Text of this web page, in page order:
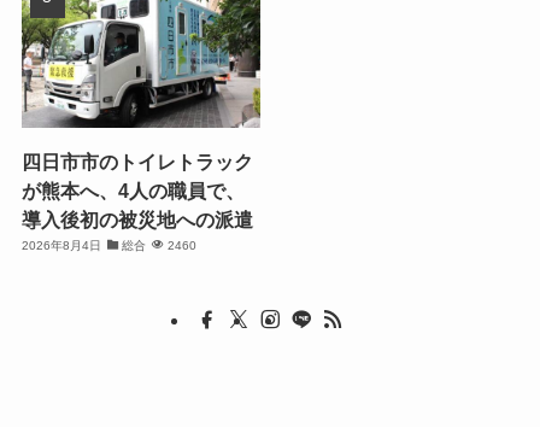
四日市市のトイレトラック
が熊本へ、4人の職員で、
導入後初の被災地への派遣
2026年8月4日 総合 2460